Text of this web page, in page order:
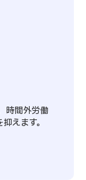
時間外労働
えます。